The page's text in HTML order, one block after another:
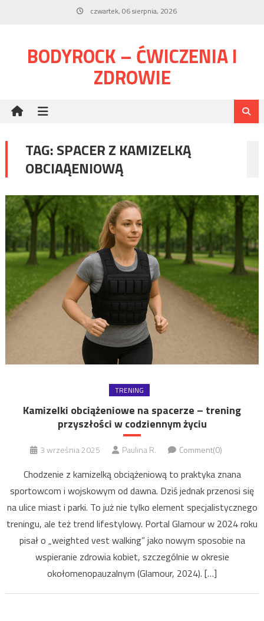
czwartek, 06 sierpnia, 2026
BODYROCK – ĆWICZENIA I
ZDROWIE
TAG:SPACER Z KAMIZELKĄ
OBCIAĄENIOWĄ
TRENING
Kamizelki obciążeniowe na spacerze – trening
przyszłości w codziennym życiu
3 września 2025 Paulina R. Comment(0)
Chodzenie z kamizelką obciążeniową to praktyka znana
sportowcom i wojskowym od dawna. Dziś jednak przenosi się
na ulice miast i parki. To już nie tylko element specjalistycznego
treningu, ale też trend lifestylowy. Portal Glamour w 2024 roku
pisał o „weighted vest walking” jako nowym sposobie na
wspieranie zdrowia kobiet, szczególnie w okresie
okołomenopauzalnym (Glamour, 2024). […]